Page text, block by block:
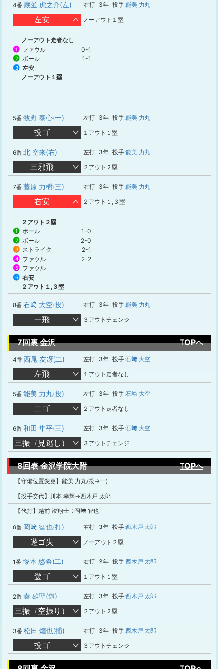
4番 蔵並 虎之介(左) 右打 3年 投手:能美 力丸
左安 ノーアウト１塁
ノーアウト走者なし
1 ファウル 0-1
2 ボール 1-1
3
左安
ノーアウト１塁
5番 牧野 泰心(一) 左打 3年 投手:能美 力丸
投ゴ １アウト１塁
6番 北 空来(右) 左打 3年 投手:能美 力丸
三邪飛 ２アウト２塁
7番 藤原 力樹(三) 右打 3年 投手:能美 力丸
右安 ２アウト１,３塁
２アウト２塁
1 ボール 1-0
2 ボール 2-0
3 ストライク 2-1
4 ファウル 2-2
5 ファウル
6
右安
２アウト１,３塁
8番 石﨑 大空(投) 右打 3年 投手:能美 力丸
一飛 ３アウトチェンジ
7回裏 金沢 TOPへ
4番 西尾 友冴(二) 左打 3年 投手:石﨑 大空
左飛 １アウト走者なし
5番 能美 力丸(投) 左打 3年 投手:石﨑 大空
二ゴ ２アウト走者なし
6番 和田 隼平(三) 左打 3年 投手:石﨑 大空
三振（見逃し） ３アウトチェンジ
8回表 金沢学院大附 TOPへ
【守備位置変更】能美 力丸(投→一)
【投手交代】川本 幸輝→西木戸 太郎
【代打】越前 竣翔士→岡﨑 智也
9番 岡﨑 智也(打) 右打 3年 投手:西木戸 太郎
遊ゴ失 ノーアウト２塁
1番 塚本 悠希(二) 右打 3年 投手:西木戸 太郎
遊ゴ １アウト１塁
2番 秦 雄聖(遊) 左打 3年 投手:西木戸 太郎
三振（空振り） ２アウト２塁
3番 松田 煌也(捕) 右打 3年 投手:西木戸 太郎
投ゴ ３アウトチェンジ